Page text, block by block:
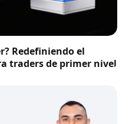
Redefiniendo el
traders de primer nivel